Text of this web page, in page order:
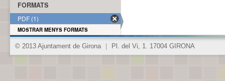
FORMATS
PDF (1)
MOSTRAR MENYS FORMATS
© 2013 Ajuntament de Girona Pl. del Vi, 1. 17004 GIRONA